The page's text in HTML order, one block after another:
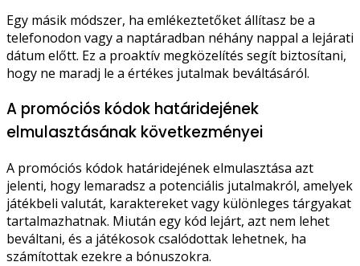
Egy másik módszer, ha emlékeztetőket állítasz be a
telefonodon vagy a naptáradban néhány nappal a lejárati
dátum előtt. Ez a proaktív megközelítés segít biztosítani,
hogy ne maradj le a értékes jutalmak beváltásáról.
A promóciós kódok határidejének
elmulasztásának következményei
A promóciós kódok határidejének elmulasztása azt
jelenti, hogy lemaradsz a potenciális jutalmakról, amelyek
játékbeli valutát, karaktereket vagy különleges tárgyakat
tartalmazhatnak. Miután egy kód lejárt, azt nem lehet
beváltani, és a játékosok csalódottak lehetnek, ha
számítottak ezekre a bónuszokra.